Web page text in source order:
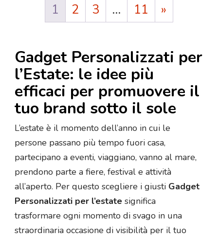
1 2 3 … 11 »
Gadget Personalizzati per
l’Estate: le idee più
efficaci per promuovere il
tuo brand sotto il sole
L’estate è il momento dell’anno in cui le
persone passano più tempo fuori casa,
partecipano a eventi, viaggiano, vanno al mare,
prendono parte a fiere, festival e attività
all’aperto. Per questo scegliere i giusti Gadget
Personalizzati per l’estate significa
trasformare ogni momento di svago in una
straordinaria occasione di visibilità per il tuo